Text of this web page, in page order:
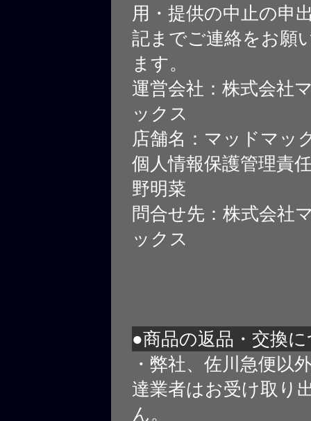
用・提供の中止の申
記までご連絡をお願
ます。
運営会社：株式会社
ックス
店舗名：マッドマッ
個人情報保護管理責
野明菜
問合せ先：株式会社
ックス
●商品の返品・交換
・弊社、佐川急便以
達業者はお受け取り
ん。